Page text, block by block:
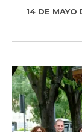
14 DE MAYO